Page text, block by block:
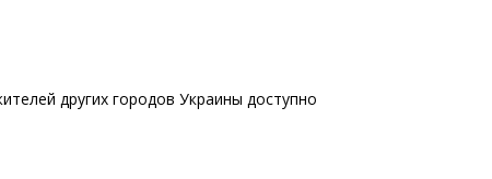
других городов Украины доступно